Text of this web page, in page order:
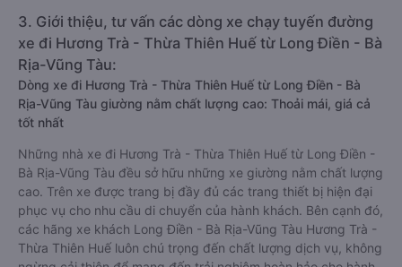
3. Giới thiệu, tư vấn các dòng xe chạy tuyến đường
xe đi Hương Trà - Thừa Thiên Huế từ Long Điền - Bà
Rịa-Vũng Tàu:
Dòng xe đi Hương Trà - Thừa Thiên Huế từ Long Điền - Bà
Rịa-Vũng Tàu giường nằm chất lượng cao: Thoải mái, giá cả
tốt nhất
Những nhà xe đi Hương Trà - Thừa Thiên Huế từ Long Điền -
Bà Rịa-Vũng Tàu đều sở hữu những xe giường nằm chất lượng
cao. Trên xe được trang bị đầy đủ các trang thiết bị hiện đại
phục vụ cho nhu cầu di chuyển của hành khách. Bên cạnh đó,
các hãng xe khách Long Điền - Bà Rịa-Vũng Tàu Hương Trà -
Thừa Thiên Huế luôn chú trọng đến chất lượng dịch vụ, không